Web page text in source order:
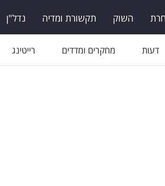
השוק תקשורת ומדיה נדל"ן
דעות מחקרים ומדדים רייטינג